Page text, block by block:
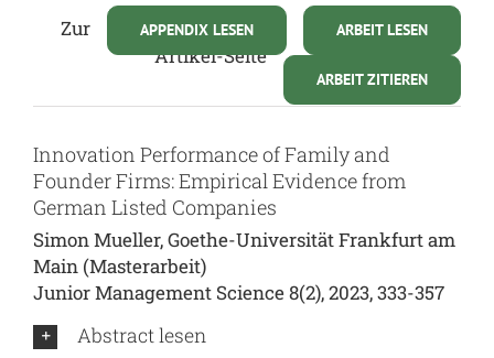
ARBEIT LESEN
APPENDIX LESEN
ARBEIT ZITIEREN
Zur
Artikel-Seite
Innovation Performance of Family and
Founder Firms: Empirical Evidence from
German Listed Companies
Simon Mueller, Goethe-Universität Frankfurt am
Main (Masterarbeit)
Junior Management Science 8(2), 2023, 333-357
Abstract lesen